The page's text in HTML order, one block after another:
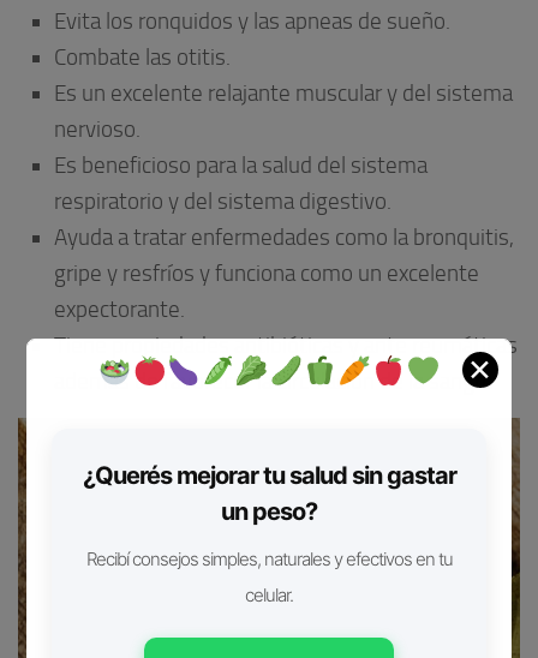
Evita los ronquidos y las apneas de sueño.
Combate las otitis.
Es un excelente relajante muscular y del sistema
nervioso.
Es beneficioso para la salud del sistema
respiratorio y del sistema digestivo.
Ayuda a tratar enfermedades como la bronquitis,
gripe y resfríos y funciona como un excelente
expectorante.
Tiene propiedades antibióticas y ante reumáticas
además de favorecer la circulación de la sangre.
✕
¿Querés mejorar tu salud sin gastar
un peso?
Recibí consejos simples, naturales y efectivos en tu
celular.